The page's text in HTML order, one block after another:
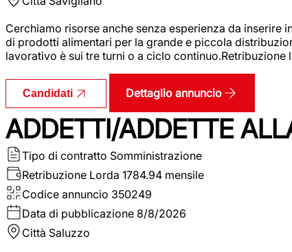
Cerchiamo risorse anche senza esperienza da
di prodotti alimentari per la grande e piccola
lavorativo è sui tre turni o a ciclo
Candidati Dettaglio annuncio
ADDETTI/ADDETTE
Tipo di contratto Somministrazione
Retribuzione Lorda 1784.94 mensile
Codice annuncio 350249
Data di pubblicazione 8/8/2026
Città Saluzzo